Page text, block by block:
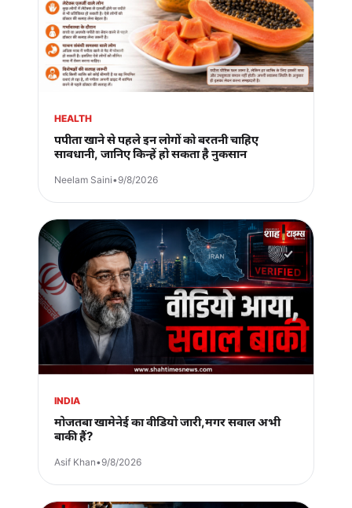
HEALTH
पपीता खाने से पहले इन लोगों को बरतनी चाहिए
सावधानी, जानिए किन्हें हो सकता है नुकसान
Neelam Saini•9/8/2026
INDIA
मोजतबा खामेनेई का वीडियो जारी,मगर सवाल अभी
बाकी हैं?
Asif Khan•9/8/2026